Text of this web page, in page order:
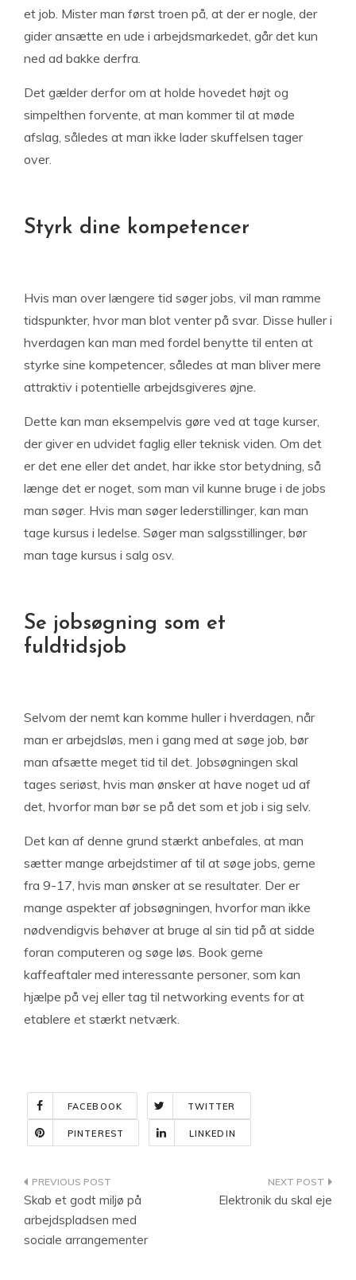
et job. Mister man først troen på, at der er nogle, der
gider ansætte en ude i arbejdsmarkedet, går det kun
ned ad bakke derfra.
Det gælder derfor om at holde hovedet højt og
simpelthen forvente, at man kommer til at møde
afslag, således at man ikke lader skuffelsen tager
over.
Styrk dine kompetencer
Hvis man over længere tid søger jobs, vil man ramme
tidspunkter, hvor man blot venter på svar. Disse huller i
hverdagen kan man med fordel benytte til enten at
styrke sine kompetencer, således at man bliver mere
attraktiv i potentielle arbejdsgiveres øjne.
Dette kan man eksempelvis gøre ved at tage kurser,
der giver en udvidet faglig eller teknisk viden. Om det
er det ene eller det andet, har ikke stor betydning, så
længe det er noget, som man vil kunne bruge i de jobs
man søger. Hvis man søger lederstillinger, kan man
tage kursus i ledelse. Søger man salgsstillinger, bør
man tage kursus i salg osv.
Se jobsøgning som et
fuldtidsjob
Selvom der nemt kan komme huller i hverdagen, når
man er arbejdsløs, men i gang med at søge job, bør
man afsætte meget tid til det. Jobsøgningen skal
tages seriøst, hvis man ønsker at have noget ud af
det, hvorfor man bør se på det som et job i sig selv.
Det kan af denne grund stærkt anbefales, at man
sætter mange arbejdstimer af til at søge jobs, gerne
fra 9-17, hvis man ønsker at se resultater. Der er
mange aspekter af jobsøgningen, hvorfor man ikke
nødvendigvis behøver at bruge al sin tid på at sidde
foran computeren og søge løs. Book gerne
kaffeaftaler med interessante personer, som kan
hjælpe på vej eller tag til networking events for at
etablere et stærkt netværk.
FACEBOOK TWITTER
PINTEREST LINKEDIN
Indlægsnavigation
Skab et godt miljø på
arbejdspladsen med
sociale arrangementer
Elektronik du skal eje